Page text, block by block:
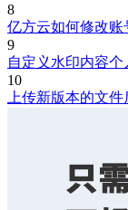
8
亿方云如何修改账
9
自定义水印内容
10
上传新版本的文